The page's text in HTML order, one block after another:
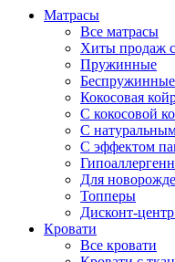
Матрасы
Все матрасы
Хиты продаж
Пружинные
Беспружинные
Кокосовая
С кокосовой
С
С эффектом
Для
Топперы
Дисконт-
Кровати
Все кровати